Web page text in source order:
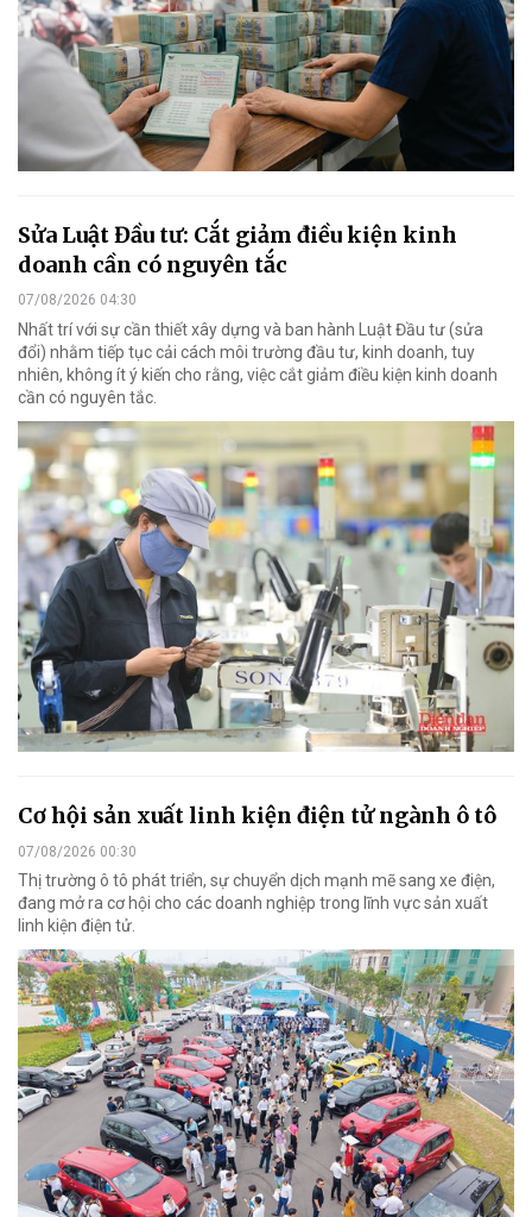
Sửa Luật Đầu tư: Cắt giảm điều kiện kinh
doanh cần có nguyên tắc
07/08/2026 04:30
Nhất trí với sự cần thiết xây dựng và ban hành Luật Đầu tư (sửa
đổi) nhằm tiếp tục cải cách môi trường đầu tư, kinh doanh, tuy
nhiên, không ít ý kiến cho rằng, việc cắt giảm điều kiện kinh doanh
cần có nguyên tắc.
Cơ hội sản xuất linh kiện điện tử ngành ô tô
07/08/2026 00:30
Thị trường ô tô phát triển, sự chuyển dịch mạnh mẽ sang xe điện,
đang mở ra cơ hội cho các doanh nghiệp trong lĩnh vực sản xuất
linh kiện điện tử.